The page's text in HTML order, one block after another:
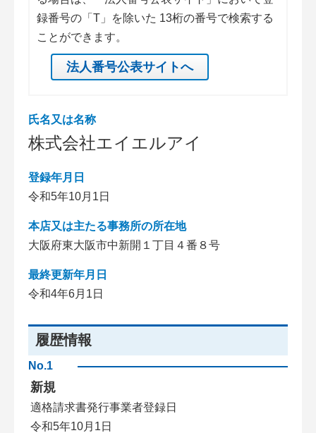
録番号の「T」を除いた 13桁の番号で検索する
ことができます。
法人番号公表サイトへ
氏名又は名称
株式会社エイエルアイ
登録年月日
令和5年10月1日
本店又は主たる事務所の所在地
大阪府東大阪市中新開１丁目４番８号
最終更新年月日
令和4年6月1日
履歴情報
No.1
新規
適格請求書発行事業者登録日
令和5年10月1日